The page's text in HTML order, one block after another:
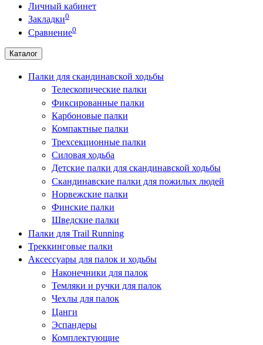
Личный кабинет
Закладки0
Сравнение0
Каталог
Палки для скандинавской ходьбы
Телескопические палки
Фиксированные палки
Карбоновые палки
Компактные палки
Трехсекционные палки
Силовая ходьба
Детские палки для скандинавской ходьбы
Скандинавские палки для пожилых людей
Норвежские палки
Финские палки
Шведские палки
Палки для Trail Running
Треккинговые палки
Аксессуары для палок и ходьбы
Наконечники для палок
Темляки и ручки для палок
Чехлы для палок
Цанги
Эспандеры
Комплектующие